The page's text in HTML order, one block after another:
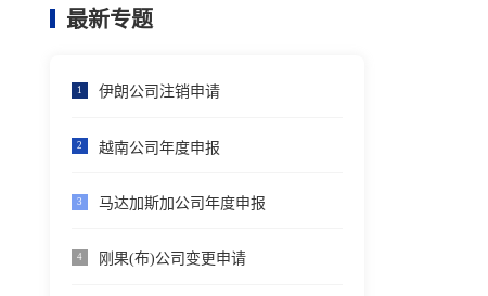
最新专题
1 伊朗公司注销申请
2 越南公司年度申报
3 马达加斯加公司年度申报
4 刚果(布)公司变更申请